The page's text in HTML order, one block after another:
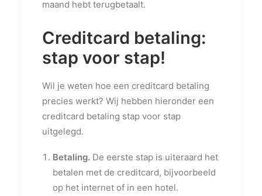
maand hebt terugbetaalt.
Creditcard betaling:
stap voor stap!
Wil je weten hoe een creditcard betaling
precies werkt? Wij hebben hieronder een
creditcard betaling stap voor stap
uitgelegd.
Betaling. De eerste stap is uiteraard het
betalen met de creditcard, bijvoorbeeld
op het internet of in een hotel.